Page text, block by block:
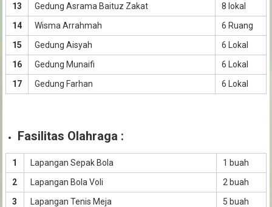
13 Gedung Asrama Baituz Zakat
8 lokal
14
Wisma Arrahmah
6 Ruang
15
Gedung Aisyah
6 Lokal
16
Gedung Munaifi
6 Lokal
17
Gedung Farhan 6 Lokal
Fasilitas Olahraga :
1 Lapangan Sepak Bola
1 buah
2
Lapangan Bola Voli
2 buah
3
Lapangan Tenis Meja
5 buah